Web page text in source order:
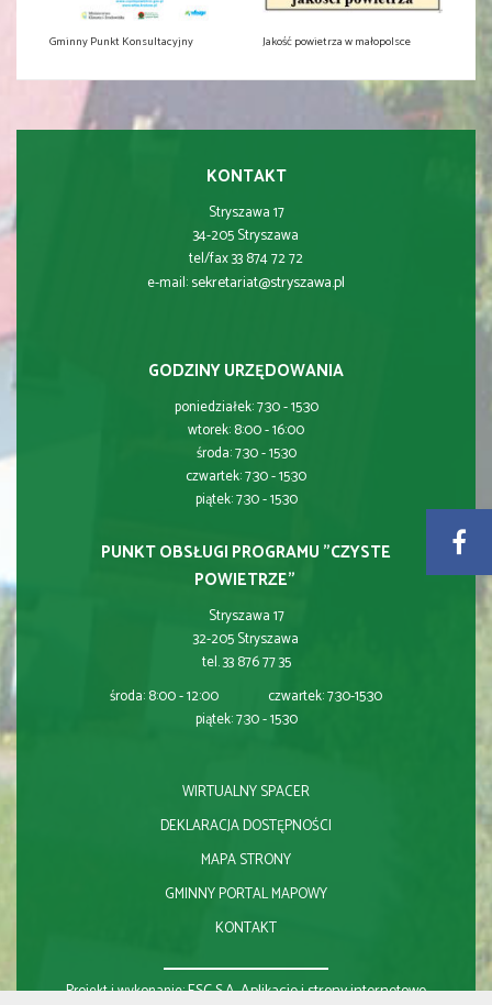
Gminny Punkt Konsultacyjny Jakość powietrza w małopolsce
KONTAKT
Stryszawa 17
34-205 Stryszawa
tel/fax 33 874 72 72
e-mail:sekretariat@stryszawa.pl
GODZINY URZĘDOWANIA
poniedziałek: 7:30 - 15:30
wtorek: 8:00 - 16:00
środa: 7:30 - 15:30
czwartek: 7:30 - 15:30
piątek: 7:30 - 15:30
PUNKT OBSŁUGI PROGRAMU "CZYSTE
POWIETRZE"
Stryszawa 17
32-205 Stryszawa
tel. 33 876 77 35
środa: 8:00 - 12:00 czwartek: 7:30-15:30
piątek: 7:30 - 15:30
WIRTUALNY SPACER
DEKLARACJA DOSTĘPNOŚCI
MAPA STRONY
GMINNY PORTAL MAPOWY
KONTAKT
Projekt i wykonanie:ESC S.A.Aplikacje i strony internetowe